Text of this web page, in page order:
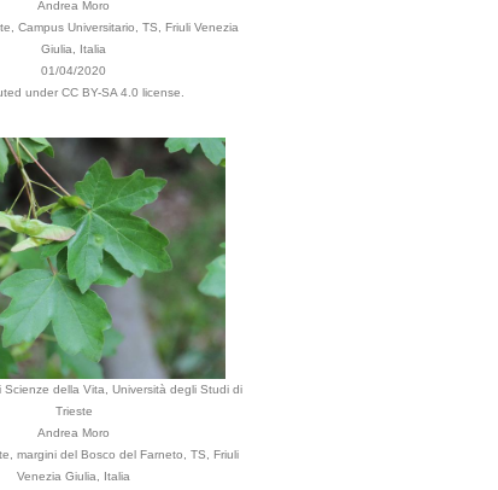
Andrea Moro
Campus Universitario, TS, Friuli Venezia
Giulia, Italia
01/04/2020
under CC BY-SA 4.0 license.
Scienze della Vita, Università degli Studi di
Trieste
Andrea Moro
margini del Bosco del Farneto, TS, Friuli
Venezia Giulia, Italia